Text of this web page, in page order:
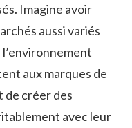
Imagine avoir
aussi variés
l’environnement
aux marques de
de créer des
avec leur